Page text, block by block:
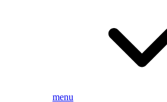
menu